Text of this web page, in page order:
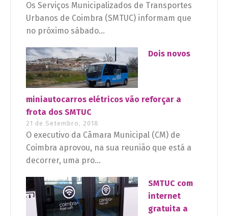
Os Serviços Municipalizados de Transportes
Urbanos de Coimbra (SMTUC) informam que
no próximo sábado...
Dois novos
miniautocarros elétricos vão reforçar a
frota dos SMTUC
21 de Setembro, 2018
O executivo da Câmara Municipal (CM) de
Coimbra aprovou, na sua reunião que está a
decorrer, uma pro...
SMTUC com
internet
gratuita a